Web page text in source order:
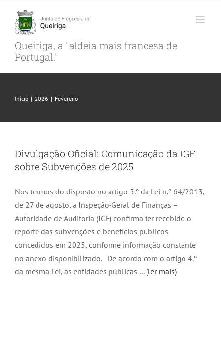
content
Queiriga, a "aldeia mais francesa de
Portugal."
Início | 2026 | Fevereiro
Divulgação Oficial: Comunicação da IGF
sobre Subvenções de 2025
Nos termos do disposto no artigo 5.º da Lei n.º 64/2013,
de 27 de agosto, a Inspeção‑Geral de Finanças –
Autoridade de Auditoria (IGF) confirma ter recebido o
reporte das subvenções e benefícios públicos
concedidos em 2025, conforme informação constante
no anexo disponibilizado. De acordo com o artigo 4.º
da mesma Lei, as entidades públicas ... (ler mais)